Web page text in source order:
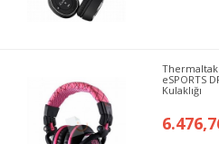
eSPORTS
Kulaklığı